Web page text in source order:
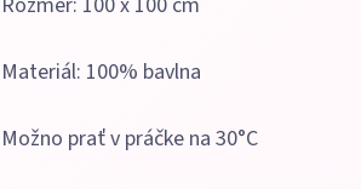
Materiál: 100% bavlna
Možno prať v práčke na 30°C